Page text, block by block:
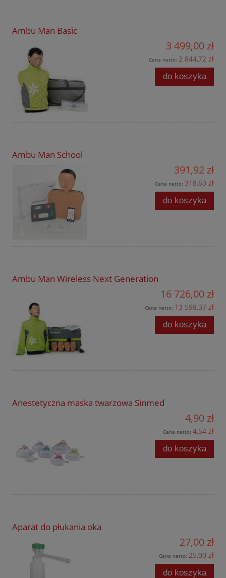
Ambu Man Basic
3 499,00 zł
Cena netto: 2 844,72 zł
do koszyka
Ambu Man School
391,92 zł
Cena netto: 318,63 zł
do koszyka
Ambu Man Wireless Next Generation
16 726,00 zł
Cena netto: 13 598,37 zł
do koszyka
Anestetyczna maska twarzowa Sinmed
4,90 zł
Cena netto: 4,54 zł
do koszyka
Aparat do płukania oka
27,00 zł
Cena netto: 25,00 zł
do koszyka